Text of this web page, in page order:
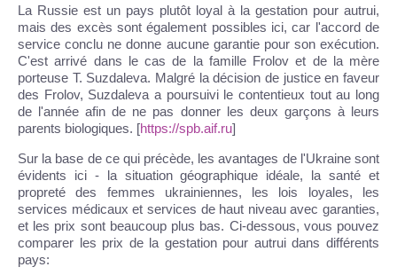
La Russie est un pays plutôt loyal à la gestation pour autrui,
mais des excès sont également possibles ici, car l'accord de
service conclu ne donne aucune garantie pour son exécution.
C'est arrivé dans le cas de la famille Frolov et de la mère
porteuse T. Suzdaleva. Malgré la décision de justice en faveur
des Frolov, Suzdaleva a poursuivi le contentieux tout au long
de l'année afin de ne pas donner les deux garçons à leurs
parents biologiques. [https://spb.aif.ru]
Sur la base de ce qui précède, les avantages de l'Ukraine sont
évidents ici - la situation géographique idéale, la santé et
propreté des femmes ukrainiennes, les lois loyales, les
services médicaux et services de haut niveau avec garanties,
et les prix sont beaucoup plus bas. Ci-dessous, vous pouvez
comparer les prix de la gestation pour autrui dans différents
pays: